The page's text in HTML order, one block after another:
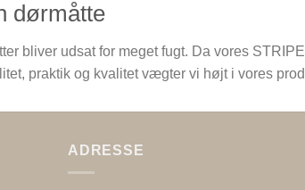
dørmåtte
bliver udsat for meget fugt. Da vores
praktik og kvalitet vægter vi højt i vores
ADRESSE